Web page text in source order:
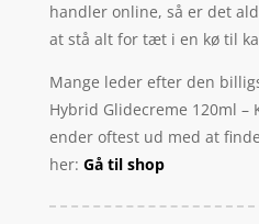
handler online, så er det
at stå alt for tæt i en kø til
Mange leder efter den
Hybrid Glidecreme 120ml –
ender oftest ud med at
her: Gå til shop